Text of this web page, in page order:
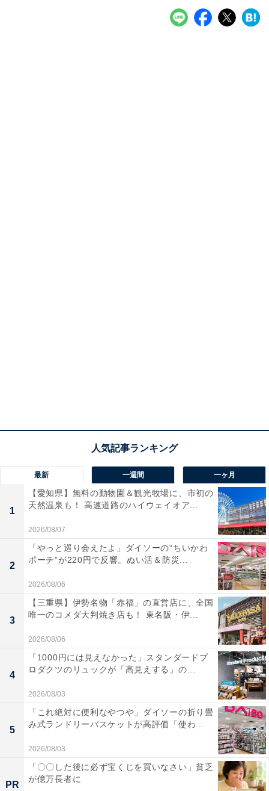
最新 一週間 一ヶ月
1
【愛知県】無料の動物園＆観光牧場に、市初の
天然温泉も！ 高速道路のハイウェイオア...
2026/08/07
2
「やっと巡り会えたよ」ダイソーの“ちいかわ
ポーチ”が220円で反響。ぬい活＆防災...
2026/08/06
3
【三重県】伊勢名物「赤福」の直営店に、全国
唯一のコメダ大判焼き店も！ 東名阪・伊...
2026/08/06
4
「1000円には見えなかった」スタンダードプ
ロダクツのリュックが「高見えする」の...
2026/08/03
5
「これ絶対に便利なやつや」ダイソーの折り畳
み式ランドリーバスケットが高評価「使わ...
2026/08/03
PR
「〇〇した後に必ず宝くじを買いなさい」貧乏
が億万長者に